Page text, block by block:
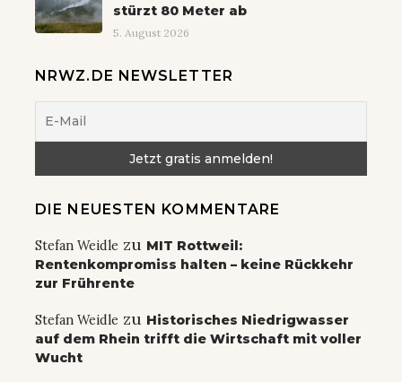
stürzt 80 Meter ab
5. August 2026
NRWZ.DE NEWSLETTER
DIE NEUESTEN KOMMENTARE
Stefan Weidle zu MIT Rottweil:
Rentenkompromiss halten – keine Rückkehr
zur Frührente
Stefan Weidle zu Historisches Niedrigwasser
auf dem Rhein trifft die Wirtschaft mit voller
Wucht